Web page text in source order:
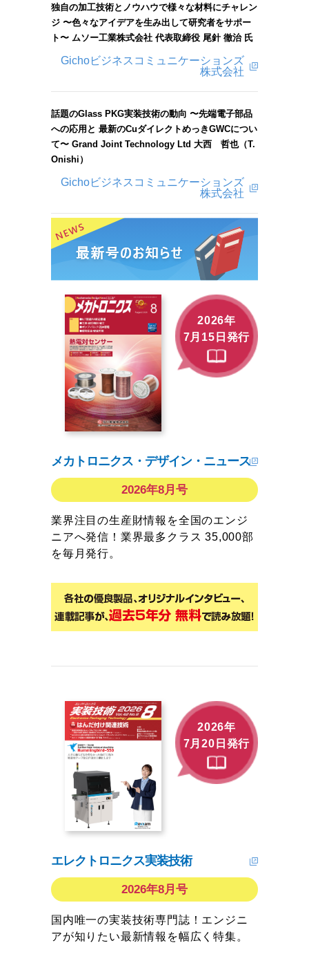
独自の加工技術とノウハウで様々な材料にチャレン
ジ 〜色々なアイデアを生み出して研究者をサポー
ト〜 ムソー工業株式会社 代表取締役 尾針 徹治 氏
Gichoビジネスコミュニケーションズ
株式会社
話題のGlass PKG実装技術の動向 〜先端電子部品
への応用と 最新のCuダイレクトめっきGWCについ
て〜 Grand Joint Technology Ltd 大西 哲也（T.
Onishi）
Gichoビジネスコミュニケーションズ
株式会社
2026年
7月15日発行
メカトロニクス・デザイン・ニュース
2026年8月号
業界注目の生産財情報を全国のエンジ
ニアへ発信！業界最多クラス 35,000部
を毎月発行。
2026年
7月20日発行
エレクトロニクス実装技術
2026年8月号
国内唯一の実装技術専門誌！エンジニ
アが知りたい最新情報を幅広く特集。